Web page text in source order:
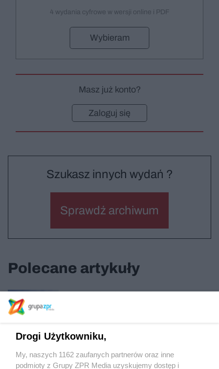
4 wydania cyfrowe w wersji online i PDF
Wybieram
Masz już konto?
Zaloguj się
Szukasz innych wydań ?
Sprawdź archiwum
Polecane artykuły
Dom pod Lipami w Radymnie
Dwie kamienice w Poznaniu
Drogi Użytkowniku,
My, naszych 1162 zaufanych partnerów oraz inne
podmioty z Grupy ZPR Media uzyskujemy dostęp i